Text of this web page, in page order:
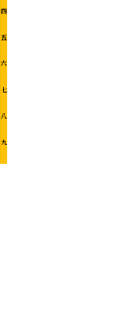
四
五
六
七
八
九